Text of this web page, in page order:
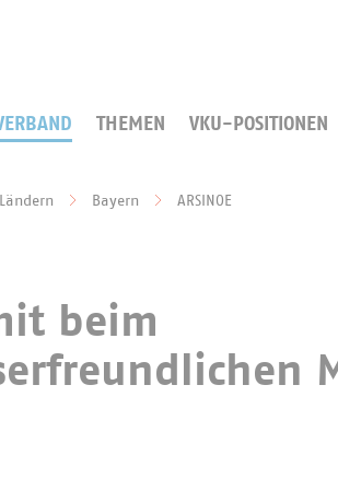
THEMEN VKU-POSITIONEN
Bayern ARSINOE
beim